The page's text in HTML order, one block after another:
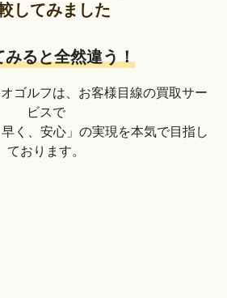
してみました
みると全然違う！
ゴルフは、お客様目線の買取サー
ビスで
く、安心」の実現を本気で目指し
ております。